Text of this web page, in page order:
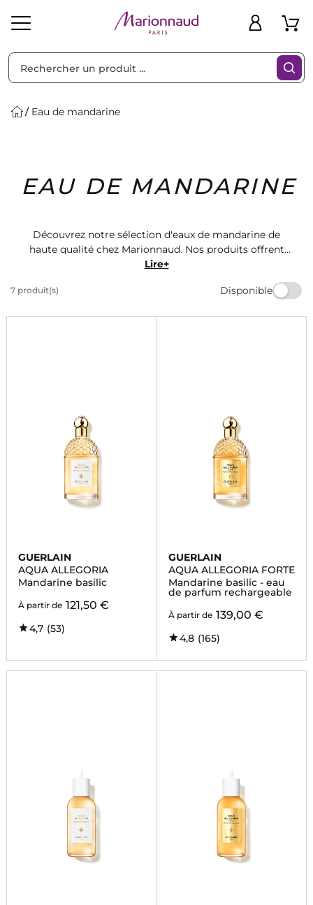
Solaire Homme Marques Idées
Cadeaux
Bons
Plans
Eau de mandarine
EAU DE MANDARINE
Découvrez notre sélection d'eaux de mandarine de
haute qualité chez Marionnaud. Nos produits offrent
des notes fraîches et envoûtantes pour une expérience
de fraîcheur à votre routine beauté. Trouvez votre
Lire+
7 produit(s) Disponible
Filtres
GUERLAIN
AQUA ALLEGORIA
Mandarine basilic
À partir de 121,50 €
4,7 (53)
GUERLAIN
AQUA ALLEGORIA FORTE
Mandarine basilic - eau
de parfum rechargeable
À partir de 139,00 €
4,8 (165)